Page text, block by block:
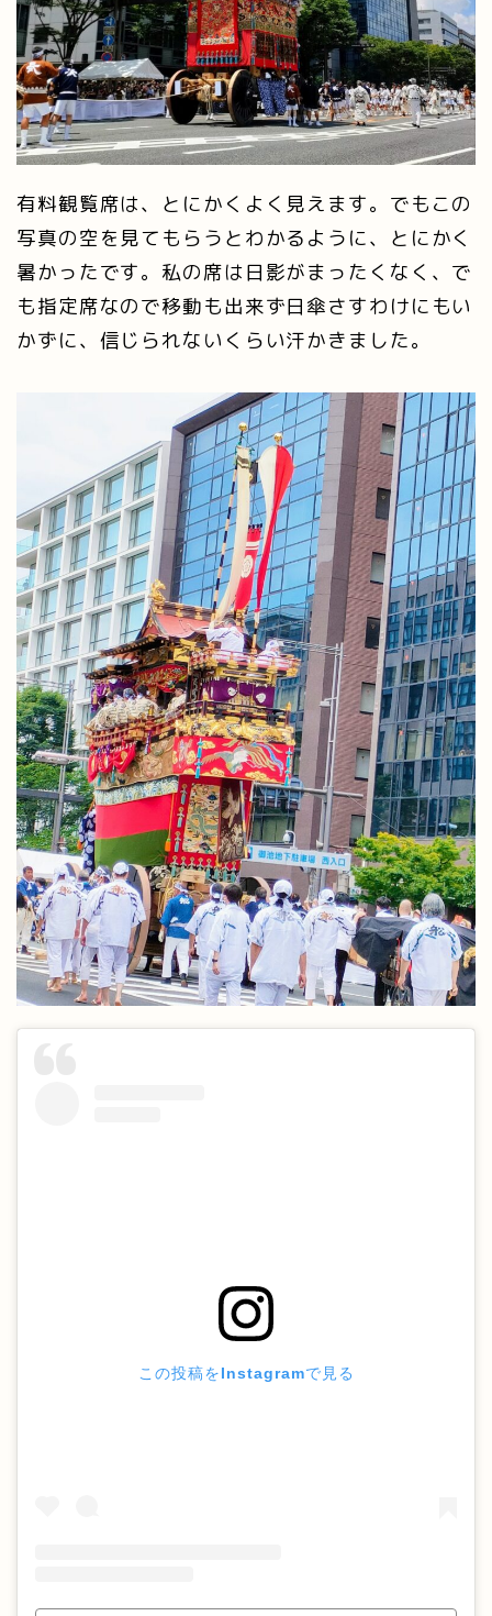
有料観覧席は、とにかくよく見えます。でもこの
写真の空を見てもらうとわかるように、とにかく
暑かったです。私の席は日影がまったくなく、で
も指定席なので移動も出来ず日傘さすわけにもい
かずに、信じられないくらい汗かきました。
この投稿をInstagramで見る